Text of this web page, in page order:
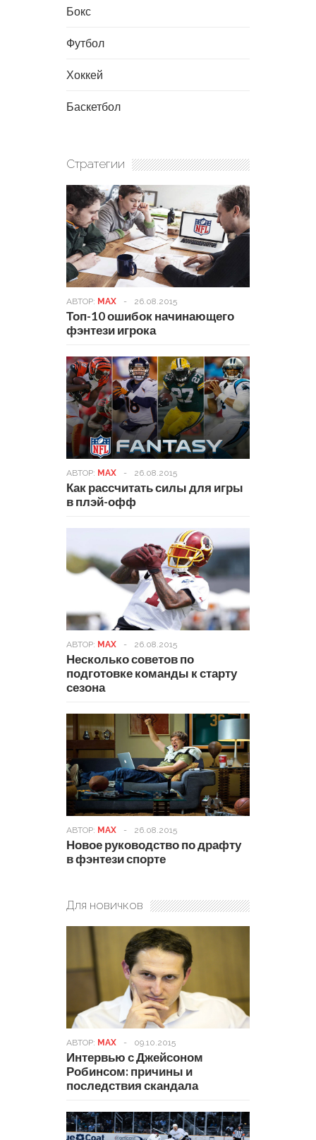
Бокс
Футбол
Хоккей
Баскетбол
Стратегии
АВТОР: MAX - 26.08.2015
Топ-10 ошибок начинающего
фэнтези игрока
АВТОР: MAX - 26.08.2015
Как рассчитать силы для игры
в плэй-офф
АВТОР: MAX - 26.08.2015
Несколько советов по
подготовке команды к старту
сезона
АВТОР: MAX - 26.08.2015
Новое руководство по драфту
в фэнтези спорте
Для новичков
АВТОР: MAX - 09.10.2015
Интервью с Джейсоном
Робинсом: причины и
последствия скандала